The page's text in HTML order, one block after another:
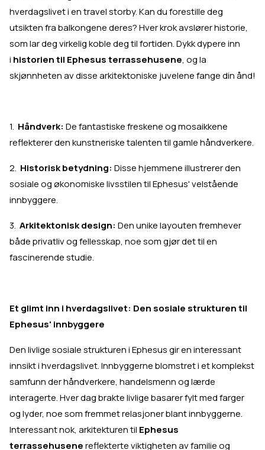
hverdagslivet i en travel storby. Kan du forestille deg
utsikten fra balkongene deres? Hver krok avslører historie,
som lar deg virkelig koble deg til fortiden. Dykk dypere inn
i historien til Ephesus terrassehusene, og la
skjønnheten av disse arkitektoniske juvelene fange din ånd!
1. Håndverk: De fantastiske freskene og mosaikkene
reflekterer den kunstneriske talenten til gamle håndverkere.
2. Historisk betydning: Disse hjemmene illustrerer den
sosiale og økonomiske livsstilen til Ephesus' velstående
innbyggere.
3. Arkitektonisk design: Den unike layouten fremhever
både privatliv og fellesskap, noe som gjør det til en
fascinerende studie.
Et glimt inn i hverdagslivet: Den sosiale strukturen til
Ephesus' innbyggere
Den livlige sosiale strukturen i Ephesus gir en interessant
innsikt i hverdagslivet. Innbyggerne blomstret i et komplekst
samfunn der håndverkere, handelsmenn og lærde
interagerte. Hver dag brakte livlige basarer fylt med farger
og lyder, noe som fremmet relasjoner blant innbyggerne.
Interessant nok, arkitekturen til Ephesus
terrassehusenereflekterte viktigheten av familie og